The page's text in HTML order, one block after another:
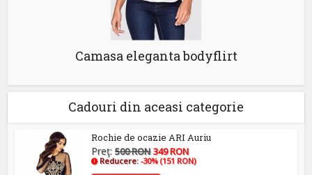
Camasa eleganta bodyflirt
Cadouri din aceasi categorie
Rochie de ocazie ARI Auriu
Preţ:500 RON 349 RON
Reducere:-30% (151 RON)